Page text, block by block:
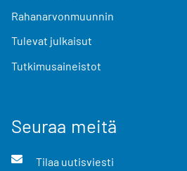
Rahanarvonmuunnin
Tulevat julkaisut
Tutkimusaineistot
Seuraa meitä
Tilaa uutisviesti